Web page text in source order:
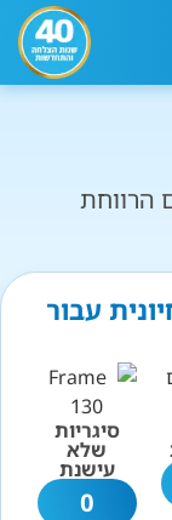
הרווחת
עבור
סיגריות
שלא
עישנת
0